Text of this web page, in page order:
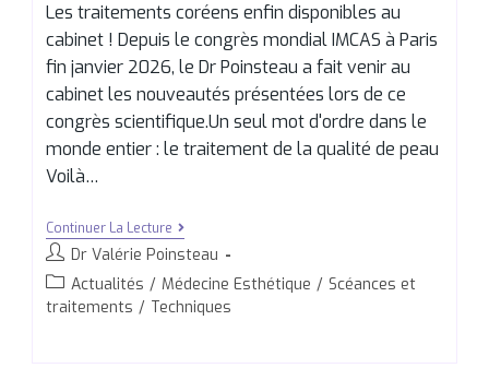
Les traitements coréens enfin disponibles au
cabinet ! Depuis le congrès mondial IMCAS à Paris
fin janvier 2026, le Dr Poinsteau a fait venir au
cabinet les nouveautés présentées lors de ce
congrès scientifique.Un seul mot d'ordre dans le
monde entier : le traitement de la qualité de peau
Voilà…
Continuer La Lecture
Dr Valérie Poinsteau
Actualités / Médecine Esthétique / Scéances et
traitements / Techniques